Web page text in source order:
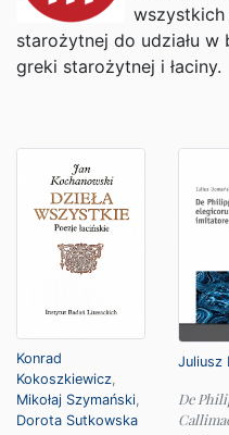
Konrad
Kokoszkiewicz,
Mikołaj Szymański,
Dorota Sutkowska
Juliusz
De
wszystkich
starożytnej do udziału w
greki starożytnej i łaciny.